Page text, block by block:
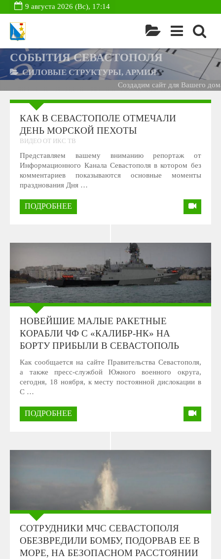
9 августа 2026 (Вс), 17:14
СОБЫТИЯ СЕВАСТОПОЛЯ
СИЛОВЫЕ СТРУКТУРЫ, АРМИЯ
Создадим сайт для Вашего дома -
КАК В СЕВАСТОПОЛЕ ОТМЕЧАЛИ
ДЕНЬ МОРСКОЙ ПЕХОТЫ
ВИДЕО ОТ ИКС ТВ
Представляем вашему вниманию репортаж от
Информационного Канала Севастополя в котором без
комментариев показываются основные моменты
празднования Дня …
ПОДРОБНЕЕ
НОВЕЙШИЕ МАЛЫЕ РАКЕТНЫЕ
КОРАБЛИ ЧФ С «КАЛИБР-НК» НА
БОРТУ ПРИБЫЛИ В СЕВАСТОПОЛЬ
Как сообщается на сайте Правительства Севастополя,
а также пресс-службой Южного военного округа,
сегодня, 18 ноября, к месту постоянной дислокации в
С …
ПОДРОБНЕЕ
СОТРУДНИКИ МЧС СЕВАСТОПОЛЯ
ОБЕЗВРЕДИЛИ БОМБУ, ПОДОРВАВ ЕЕ В
МОРЕ, НА БЕЗОПАСНОМ РАССТОЯНИИ